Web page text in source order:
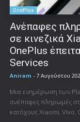
OnePlus
Ανέπαφες
σε κινεζικά
OnePlus
Services
Aniram - 7 Αυγούστου
Μια ενημέρωση των
ανέπαφες πληρωμές
κατόχους Xiaomi, Vivo,